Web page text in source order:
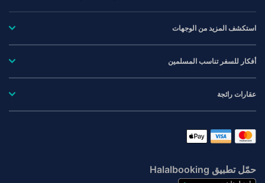
استكشف المزيد من الوجهات
أفكار للسفر تناسب المسلمين
عقارات رائجة
حمّل تطبيق Halalbooking